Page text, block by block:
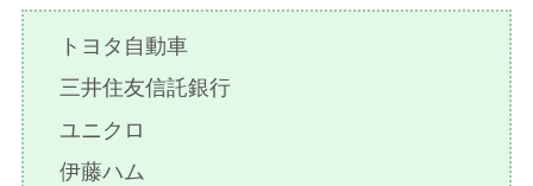
トヨタ自動車
三井住友信託銀行
ユニクロ
伊藤ハム